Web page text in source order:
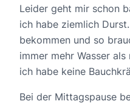
Leider geht mir schon
ich habe ziemlich
bekommen und so
immer mehr Wasser
ich habe keine
Bei der Mittagspause